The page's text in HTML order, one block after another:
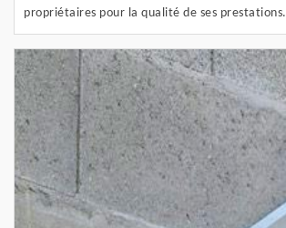
propriétaires pour la qualité de ses prestations.